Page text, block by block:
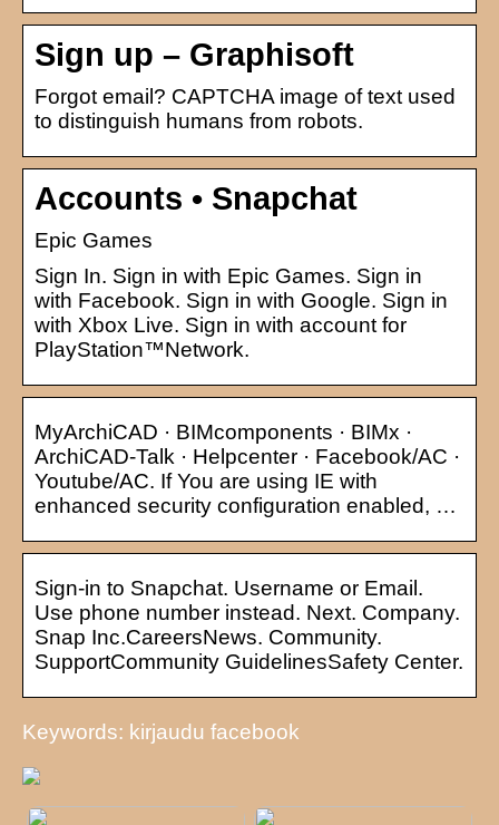
Sign up – Graphisoft
Forgot email? CAPTCHA image of text used
to distinguish humans from robots.
Accounts • Snapchat
Epic Games
Sign In. Sign in with Epic Games. Sign in
with Facebook. Sign in with Google. Sign in
with Xbox Live. Sign in with account for
PlayStation™Network.
MyArchiCAD · BIMcomponents · BIMx ·
ArchiCAD-Talk · Helpcenter · Facebook/AC ·
Youtube/AC. If You are using IE with
enhanced security configuration enabled, …
Sign-in to Snapchat. Username or Email.
Use phone number instead. Next. Company.
Snap Inc.CareersNews. Community.
SupportCommunity GuidelinesSafety Center.
Keywords: kirjaudu facebook